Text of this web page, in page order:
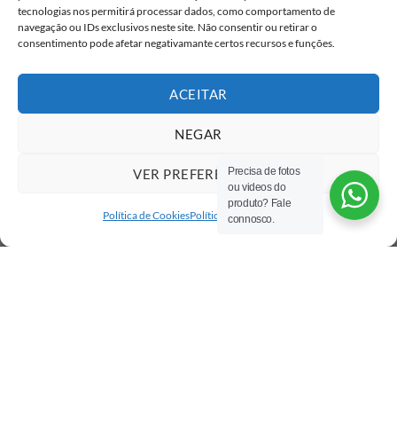
tecnologias nos permitirá processar dados, como comportamento de
navegação ou IDs exclusivos neste site. Não consentir ou retirar o
consentimento pode afetar negativamante certos recursos e funções.
ACEITAR
NEGAR
VER PREFERÊNCIAS
Política de CookiesPolítica de privacidade
Precisa de fotos
ou videos do
produto? Fale
connosco.